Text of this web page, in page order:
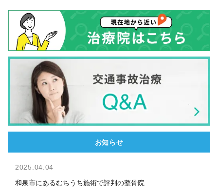
お知らせ
2025.04.04
和泉市にあるむちうち施術で評判の整骨院